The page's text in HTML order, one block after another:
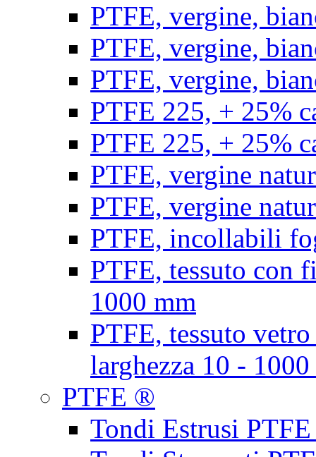
PTFE, vergine,
PTFE, vergine,
PTFE, vergine,
PTFE 225, + 25%
PTFE 225, + 25%
PTFE, vergine
PTFE, vergine
PTFE, incollabili
PTFE, tessuto con
1000 mm
PTFE, tessuto
larghezza 10 -
PTFE ®
Tondi Estrusi